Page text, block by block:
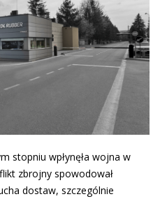
stopniu wpłynęła wojna w
zbrojny spowodował
dostaw, szczególnie